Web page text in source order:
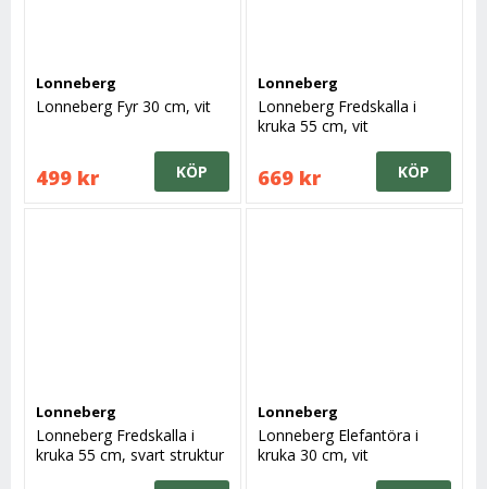
Lonneberg
Lonneberg Fyr 30 cm, vit
499 kr KÖP
Lonneberg
Lonneberg Fredskalla i
kruka 55 cm, vit
669 kr KÖP
Lonneberg
Lonneberg Fredskalla i
kruka 55 cm, svart struktur
Lonneberg
Lonneberg Elefantöra i
kruka 30 cm, vit